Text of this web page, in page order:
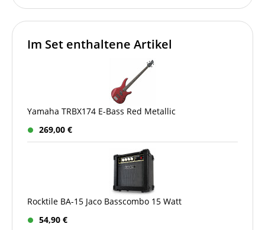
Im Set enthaltene Artikel
Yamaha TRBX174 E-Bass Red Metallic
269,00 €
Rocktile BA-15 Jaco Basscombo 15 Watt
54,90 €